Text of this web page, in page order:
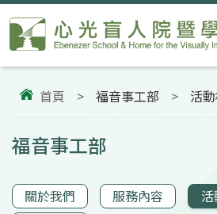
首頁 > 福音事工部 > 活
福音事工部
關於我們 服務內容